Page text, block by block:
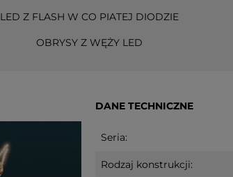
33,70 zł
LED Z FLASH W CO PIATEJ DIODZIE
OBRYSY Z WĘŻY LED
DANE TECHNICZNE
Seria:
Rodzaj konstrukcji: